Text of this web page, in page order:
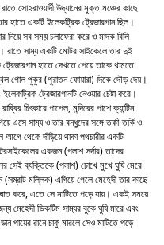
সোহরাওয়ার্দী উদ্যানের মুক্ত মঞ্চের কাছে
হাতে একটি ইলেকট্রিক ট্রেজারগান ছিল।
নিয়ে সব সময় চলাফেরা করে ও মাদক বিলি
রাতে সাম্য একটি মোটর সাইকেলে তার দুই
হাতে দেখতে পেয়ে তাকে থামতে
গোল পুকুর (পুরাতন ফোয়ারা) দিকে দৌড় দেয়।
ট্রেজারগানটি নেওয়ার চেষ্টা করে।
চিৎকারে পাপেল, মন্দিরের পাশে ক্যান্টিন
এসে সাম্য ও তার বন্ধুদের সঙ্গে তর্কা-তর্কি ও
থেকে দাঁড়িয়ে থাকা পথচারীর একটি
একজন (পলাশ সর্দার) তাদের
সেই ব্যক্তিকে (পলাশ) চোখে মুখে ঘুষি মেরে
মল্লিক) এগিয়ে গেলে মেহেদী তার কাছে
করে, এতে সে মাটিতে পড়ে যায়। একই সময়ে
মেহেদী ভিকটিম সাম্যর বুকে ঘুষি মারে এবং
পায়ের রানে চাকু মারলে সেও মাটিতে পড়ে